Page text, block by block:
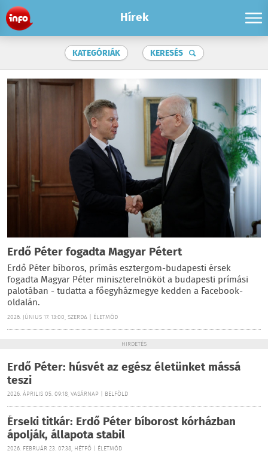
Hírek
KATEGÓRIÁK KERESÉS
Erdő Péter fogadta Magyar Pétert
Erdő Péter bíboros, prímás esztergom-budapesti érsek
fogadta Magyar Péter miniszterelnököt a budapesti prímási
palotában - tudatta a főegyházmegye kedden a Facebook-
oldalán.
2026. JÚNIUS 17. 13:00, SZERDA | ÉLETMÓD
HIRDETÉS
Erdő Péter: húsvét az egész életünket mássá
teszi
2026. ÁPRILIS 05. 09:18, VASÁRNAP | BELFÖLD
Érseki titkár: Erdő Péter bíborost kórházban
ápolják, állapota stabil
2026. FEBRUÁR 23. 07:38, HÉTFŐ | ÉLETMÓD